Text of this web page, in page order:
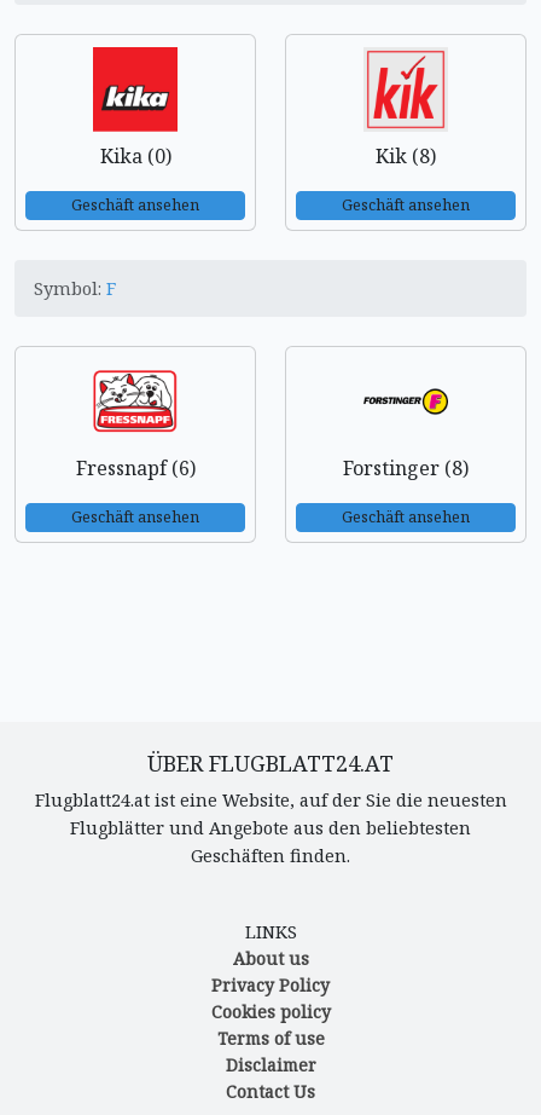
Kika (0)
Geschäft ansehen
Kik (8)
Geschäft ansehen
Symbol: F
Fressnapf (6)
Geschäft ansehen
Forstinger (8)
Geschäft ansehen
ÜBER FLUGBLATT24.AT
Flugblatt24.at ist eine Website, auf der Sie die neuesten
Flugblätter und Angebote aus den beliebtesten
Geschäften finden.
LINKS
About us
Privacy Policy
Cookies policy
Terms of use
Disclaimer
Contact Us